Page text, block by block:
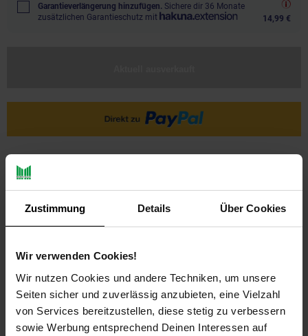
Zustimmung Details Über Cookies
Wir verwenden Cookies!
Wir nutzen Cookies und andere Techniken, um unsere
Seiten sicher und zuverlässig anzubieten, eine Vielzahl
von Services bereitzustellen, diese stetig zu verbessern
sowie Werbung entsprechend Deinen Interessen auf
Garantieverlängerung hinzufügen. Sichere dir 36 Monate
zusätzlichen Garantieschutz mit
14,99 €
Ja, ich möchte ein Altgerät abgeben.
PAYBACK